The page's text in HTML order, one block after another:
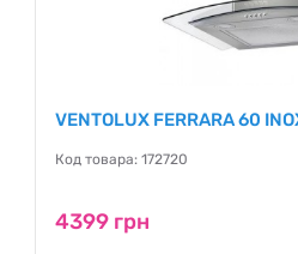
VENTOLUX FERRARA 60
Код товара: 172720
4399 грн